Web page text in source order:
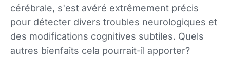
cérébrale, s'est avéré extrêmement précis
pour détecter divers troubles neurologiques et
des modifications cognitives subtiles. Quels
autres bienfaits cela pourrait-il apporter?